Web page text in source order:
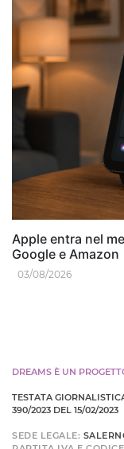
Apple entra nel
Google e Amazon
03/08/2026
DREAMS È UN
TESTATA
390/2023 DEL 15/02/2023
SEDE LEGALE: